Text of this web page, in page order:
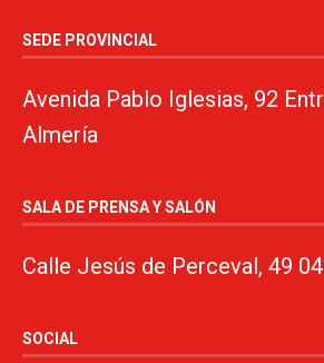
SEDE PROVINCIAL
Avenida Pablo Iglesias, 92
Almería
SALA DE PRENSA Y SALÓN
Calle Jesús de Perceval, 49
SOCIAL